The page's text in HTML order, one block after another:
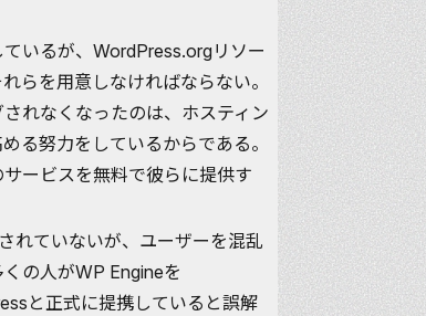
いるが、WordPress.orgリソー
らを用意しなければならない。
れなくなったのは、ホスティン
る努力をしているからである。
ービスを無料で彼らに提供す
れていないが、ユーザーを混乱
の人がWP Engineを
と正式に提携していると誤解